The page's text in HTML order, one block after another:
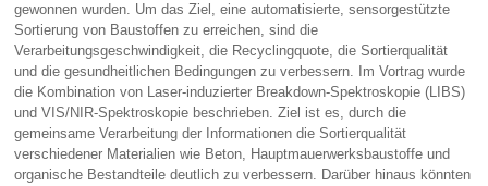
gewonnen wurden. Um das Ziel, eine automatisierte, sensorgestützte
Sortierung von Baustoffen zu erreichen, sind die
Verarbeitungsgeschwindigkeit, die Recyclingquote, die Sortierqualität
und die gesundheitlichen Bedingungen zu verbessern. Im Vortrag wurde
die Kombination von Laser-induzierter Breakdown-Spektroskopie (LIBS)
und VIS/NIR-Spektroskopie beschrieben. Ziel ist es, durch die
gemeinsame Verarbeitung der Informationen die Sortierqualität
verschiedener Materialien wie Beton, Hauptmauerwerksbaustoffe und
organische Bestandteile deutlich zu verbessern. Darüber hinaus könnten